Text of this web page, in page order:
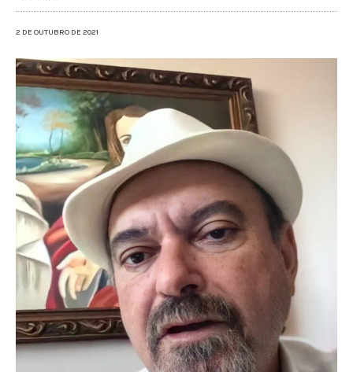
2 DE OUTUBRO DE 2021